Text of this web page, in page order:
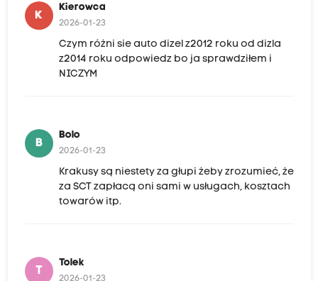
K
Kierowca
2026-01-23
Czym różni sie auto dizel z2012 roku od dizla
z2014 roku odpowiedz bo ja sprawdziłem i
NICZYM
B
Bolo
2026-01-23
Krakusy są niestety za głupi żeby zrozumieć, że
za SCT zapłacą oni sami w usługach, kosztach
towarów itp.
T
Tolek
2026-01-23